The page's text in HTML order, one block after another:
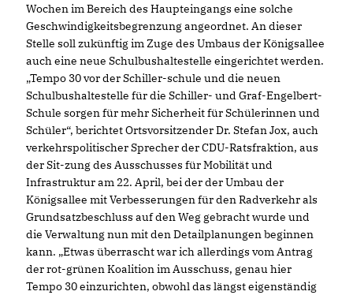
Wochen im Bereich des Haupteingangs eine solche
Geschwindigkeitsbegrenzung angeordnet. An dieser
Stelle soll zukünftig im Zuge des Umbaus der Königsallee
auch eine neue Schulbushaltestelle eingerichtet werden.
Tempo 30 vor der Schiller-schule und die neuen
Schulbushaltestelle für die Schiller- und Graf-Engelbert-
Schule sorgen für mehr Sicherheit für Schülerinnen und
Schüler“, berichtet Ortsvorsitzender Dr. Stefan Jox, auch
verkehrspolitischer Sprecher der CDU-Ratsfraktion, aus
der Sit-zung des Ausschusses für Mobilität und
Infrastruktur am 22. April, bei der der Umbau der
Königsallee mit Verbesserungen für den Radverkehr als
Grundsatzbeschluss auf den Weg gebracht wurde und
die Verwaltung nun mit den Detailplanungen beginnen
kann. „Etwas überrascht war ich allerdings vom Antrag
der rot-grünen Koalition im Ausschuss, genau hier
Tempo 30 einzurichten, obwohl das längst eigenständig